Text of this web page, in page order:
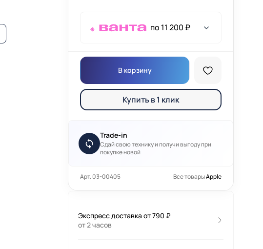
по 11 200 ₽
В корзину
Купить в 1 клик
Trade-in
Сдай свою технику и получи выгоду при
покупке новой
Арт. 03-00405 Все товарыApple
Экспресс доставка от 790 ₽
от 2 часов